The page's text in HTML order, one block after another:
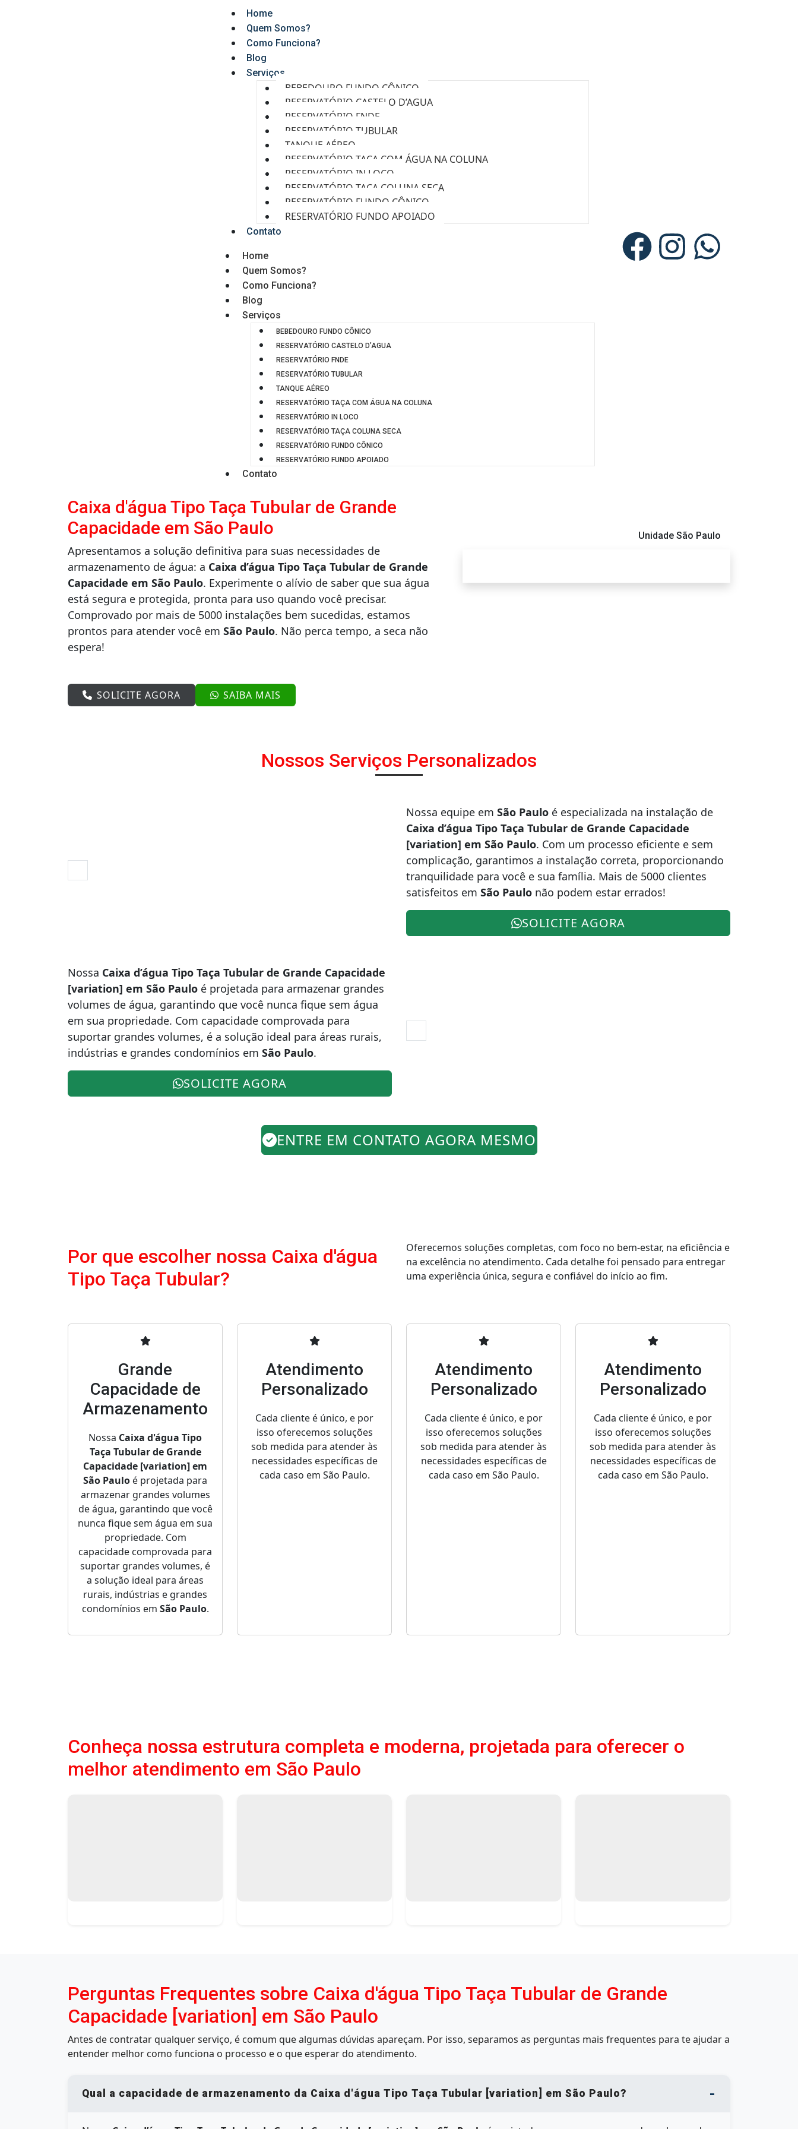
Home
Quem Somos?
Como Funciona?
Blog
Serviços
BEBEDOURO FUNDO CÔNICO
RESERVATÓRIO CASTELO D’AGUA
RESERVATÓRIO FNDE
RESERVATÓRIO TUBULAR
TANQUE AÉREO
RESERVATÓRIO TAÇA COM ÁGUA NA COLUNA
RESERVATÓRIO IN LOCO
RESERVATÓRIO TAÇA COLUNA SECA
RESERVATÓRIO FUNDO CÔNICO
RESERVATÓRIO FUNDO APOIADO
Contato
Home
Quem Somos?
Como Funciona?
Blog
Serviços
BEBEDOURO FUNDO CÔNICO
RESERVATÓRIO CASTELO D’AGUA
RESERVATÓRIO FNDE
RESERVATÓRIO TUBULAR
TANQUE AÉREO
RESERVATÓRIO TAÇA COM ÁGUA NA COLUNA
RESERVATÓRIO IN LOCO
RESERVATÓRIO TAÇA COLUNA SECA
RESERVATÓRIO FUNDO CÔNICO
RESERVATÓRIO FUNDO APOIADO
Contato
Unidade São Paulo
Caixa d'água Tipo Taça Tubular de Grande
Capacidade em São Paulo
Apresentamos a solução definitiva para suas necessidades de
armazenamento de água: a Caixa d’água Tipo Taça Tubular de Grande
Capacidade em São Paulo. Experimente o alívio de saber que sua água
está segura e protegida, pronta para uso quando você precisar.
Comprovado por mais de 5000 instalações bem sucedidas, estamos
prontos para atender você em São Paulo. Não perca tempo, a seca não
espera!
SOLICITE AGORA SAIBA MAIS
Nossos Serviços Personalizados
Nossa equipe em São Paulo é especializada na instalação de
Caixa d’água Tipo Taça Tubular de Grande Capacidade
[variation] em São Paulo. Com um processo eficiente e sem
complicação, garantimos a instalação correta, proporcionando
tranquilidade para você e sua família. Mais de 5000 clientes
satisfeitos em São Paulo não podem estar errados!
SOLICITE AGORA
Nossa Caixa d’água Tipo Taça Tubular de Grande Capacidade
[variation] em São Paulo é projetada para armazenar grandes
volumes de água, garantindo que você nunca fique sem água
em sua propriedade. Com capacidade comprovada para
suportar grandes volumes, é a solução ideal para áreas rurais,
indústrias e grandes condomínios em São Paulo.
SOLICITE AGORA
ENTRE EM CONTATO AGORA MESMO
Por que escolher nossa Caixa d'água
Tipo Taça Tubular?
Oferecemos soluções completas, com foco no bem-estar, na eficiência e
na excelência no atendimento. Cada detalhe foi pensado para entregar
uma experiência única, segura e confiável do início ao fim.
Grande
Capacidade de
Armazenamento
Nossa Caixa d'água Tipo
Taça Tubular de Grande
Capacidade [variation] em
São Paulo é projetada para
armazenar grandes volumes
de água, garantindo que você
nunca fique sem água em sua
propriedade. Com
capacidade comprovada para
suportar grandes volumes, é
a solução ideal para áreas
rurais, indústrias e grandes
condomínios em São Paulo.
Atendimento
Personalizado
Cada cliente é único, e por
isso oferecemos soluções
sob medida para atender às
necessidades específicas de
cada caso em São Paulo.
Atendimento
Personalizado
Cada cliente é único, e por
isso oferecemos soluções
sob medida para atender às
necessidades específicas de
cada caso em São Paulo.
Atendimento
Personalizado
Cada cliente é único, e por
isso oferecemos soluções
sob medida para atender às
necessidades específicas de
cada caso em São Paulo.
Conheça nossa estrutura completa e moderna, projetada para oferecer o
melhor atendimento em São Paulo
Perguntas Frequentes sobre Caixa d'água Tipo Taça Tubular de Grande
Capacidade [variation] em São Paulo
Antes de contratar qualquer serviço, é comum que algumas dúvidas apareçam. Por isso, separamos as perguntas mais frequentes para te ajudar a
entender melhor como funciona o processo e o que esperar do atendimento.
Qual a capacidade de armazenamento da Caixa d'água Tipo Taça Tubular [variation] em São Paulo?